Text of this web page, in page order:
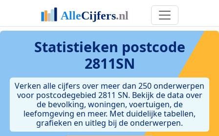
Statistieken postcode
2811SN
Verken alle cijfers over meer dan 250 onderwerpen
voor postcodegebied 2811 SN. Bekijk de data over
de bevolking, woningen, voertuigen, de
leefomgeving en meer. Met duidelijke tabellen,
grafieken en uitleg bij de onderwerpen.